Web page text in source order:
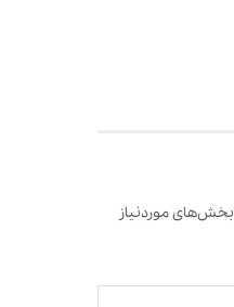
بخش‌های موردنیاز